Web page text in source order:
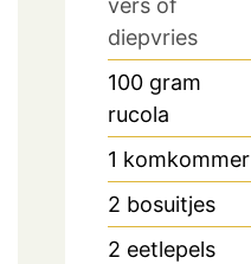
vers of
diepvries
100 gram
rucola
1 komkommer
2 bosuitjes
2 eetlepels